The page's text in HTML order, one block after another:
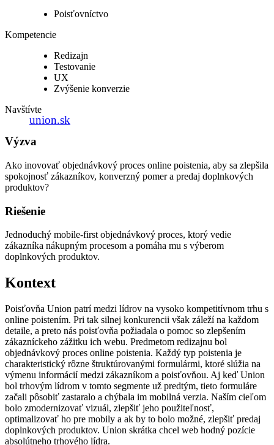
Poisťovníctvo
Kompetencie
Redizajn
Testovanie
UX
Zvýšenie konverzie
Navštívte
union.sk
Výzva
Ako inovovať objednávkový proces online poistenia, aby sa zlepšila
spokojnosť zákazníkov, konverzný pomer a predaj doplnkových
produktov?
Riešenie
Jednoduchý mobile-first objednávkový proces, ktorý vedie
zákazníka nákupným procesom a pomáha mu s výberom
doplnkových produktov.
Kontext
Poisťovňa Union patrí medzi lídrov na vysoko kompetitívnom trhu s
online poistením. Pri tak silnej konkurencii však záleží na každom
detaile, a preto nás poisťovňa požiadala o pomoc so zlepšením
zákazníckeho zážitku ich webu. Predmetom redizajnu bol
objednávkový proces online poistenia. Každý typ poistenia je
charakteristický rôzne štruktúrovanými formulármi, ktoré slúžia na
výmenu informácií medzi zákazníkom a poisťovňou. Aj keď Union
bol trhovým lídrom v tomto segmente už predtým, tieto formuláre
začali pôsobiť zastaralo a chýbala im mobilná verzia. Naším cieľom
bolo zmodernizovať vizuál, zlepšiť jeho použiteľnosť,
optimalizovať ho pre mobily a ak by to bolo možné, zlepšiť predaj
doplnkových produktov. Union skrátka chcel web hodný pozície
absolútneho trhového lídra.